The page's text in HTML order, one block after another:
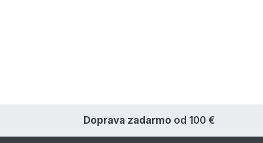
Doprava zadarmo od 100 €